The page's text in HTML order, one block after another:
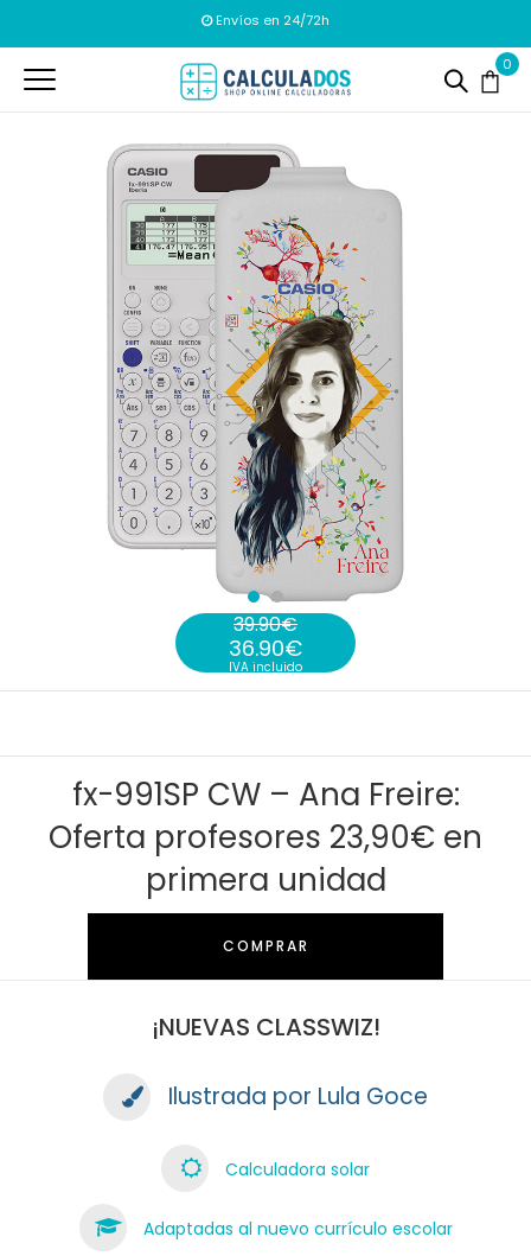
Envíos en 24/72h
0
fx-991SP CW – Ana Freire:
Oferta profesores 23,90€ en
primera unidad
39.90€
El precio original era: 39.90€.
36.90€
El precio actual es: 36.90€.
IVA incluido
COMPRAR
¡NUEVAS CLASSWIZ!
Ilustrada por Lula Goce
Calculadora solar
Adaptadas al nuevo currículo escolar